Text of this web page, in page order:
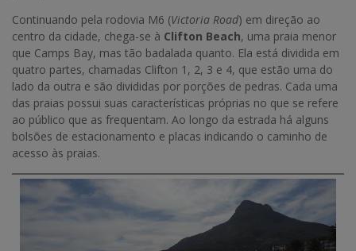
Continuando pela rodovia M6 (Victoria Road) em direção ao
centro da cidade, chega-se à Clifton Beach, uma praia menor
que Camps Bay, mas tão badalada quanto. Ela está dividida em
quatro partes, chamadas Clifton 1, 2, 3 e 4, que estão uma do
lado da outra e são divididas por porções de pedras. Cada uma
das praias possui suas características próprias no que se refere
ao público que as frequentam. Ao longo da estrada há alguns
bolsões de estacionamento e placas indicando o caminho de
acesso às praias.